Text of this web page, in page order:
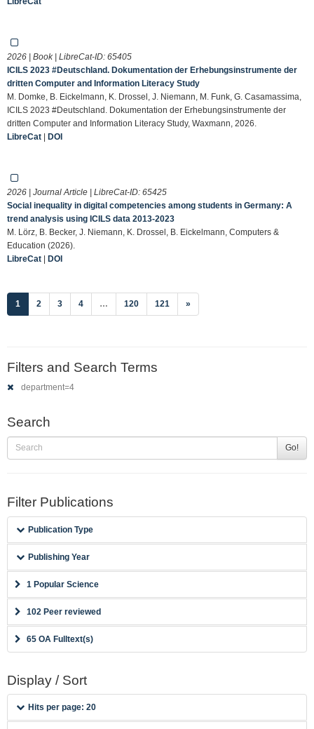
2026 | Book | LibreCat-ID: 65405
ICILS 2023 #Deutschland. Dokumentation der Erhebungsinstrumente der
dritten Computer and Information Literacy Study
M. Domke, B. Eickelmann, K. Drossel, J. Niemann, M. Funk, G. Casamassima,
ICILS 2023 #Deutschland. Dokumentation der Erhebungsinstrumente der
dritten Computer and Information Literacy Study, Waxmann, 2026.
LibreCat | DOI
2026 | Journal Article | LibreCat-ID: 65425
Social inequality in digital competencies among students in Germany: A
trend analysis using ICILS data 2013-2023
M. Lörz, B. Becker, J. Niemann, K. Drossel, B. Eickelmann, Computers &
Education (2026).
LibreCat | DOI
1 (current)
2 3 4 … 120 121 »
Filters and Search Terms
department=4
Search
Go!
Filter Publications
Publication Type
Publishing Year
1 Popular Science
102 Peer reviewed
65 OA Fulltext(s)
Display / Sort
Hits per page: 20